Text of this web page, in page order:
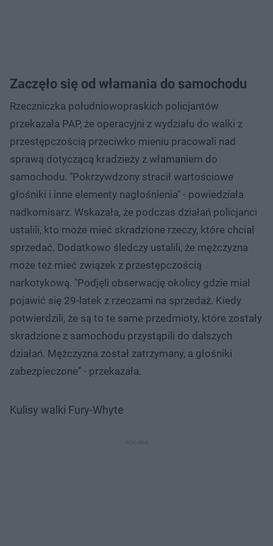
Zaczęło się od włamania do samochodu
Rzeczniczka południowopraskich policjantów
przekazała PAP, że operacyjni z wydziału do walki z
przestępczością przeciwko mieniu pracowali nad
sprawą dotyczącą kradzieży z włamaniem do
samochodu. "Pokrzywdzony stracił wartościowe
głośniki i inne elementy nagłośnienia" - powiedziała
nadkomisarz. Wskazała, że podczas działań policjanci
ustalili, kto może mieć skradzione rzeczy, które chciał
sprzedać. Dodatkowo śledczy ustalili, że mężczyzna
może też mieć związek z przestępczością
narkotykową. "Podjęli obserwację okolicy gdzie miał
pojawić się 29-latek z rzeczami na sprzedaż. Kiedy
potwierdzili, że są to te same przedmioty, które zostały
skradzione z samochodu przystąpili do dalszych
działań. Mężczyzna został zatrzymany, a głośniki
zabezpieczone" - przekazała.
Kulisy walki Fury-Whyte